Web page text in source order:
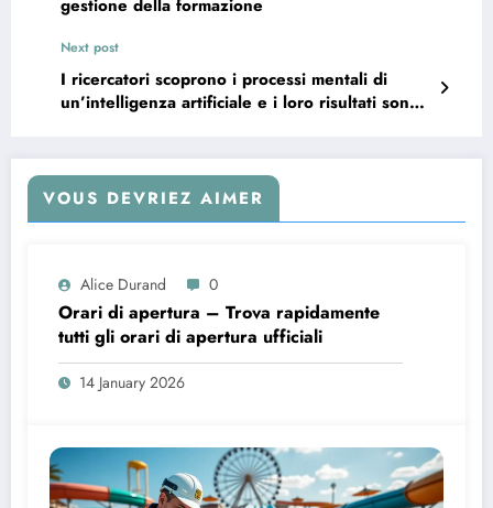
gestione della formazione
Next post
I ricercatori scoprono i processi mentali di
un’intelligenza artificiale e i loro risultati sono
VOUS DEVRIEZ AIMER
Alice Durand 0
Orari di apertura – Trova rapidamente
tutti gli orari di apertura ufficiali
14 January 2026